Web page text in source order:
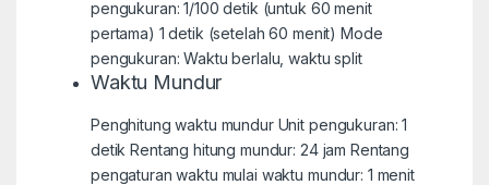
pengukuran: 1/100 detik (untuk 60 menit
pertama) 1 detik (setelah 60 menit) Mode
pengukuran: Waktu berlalu, waktu split
Waktu Mundur
Penghitung waktu mundur Unit pengukuran: 1
detik Rentang hitung mundur: 24 jam Rentang
pengaturan waktu mulai waktu mundur: 1 menit